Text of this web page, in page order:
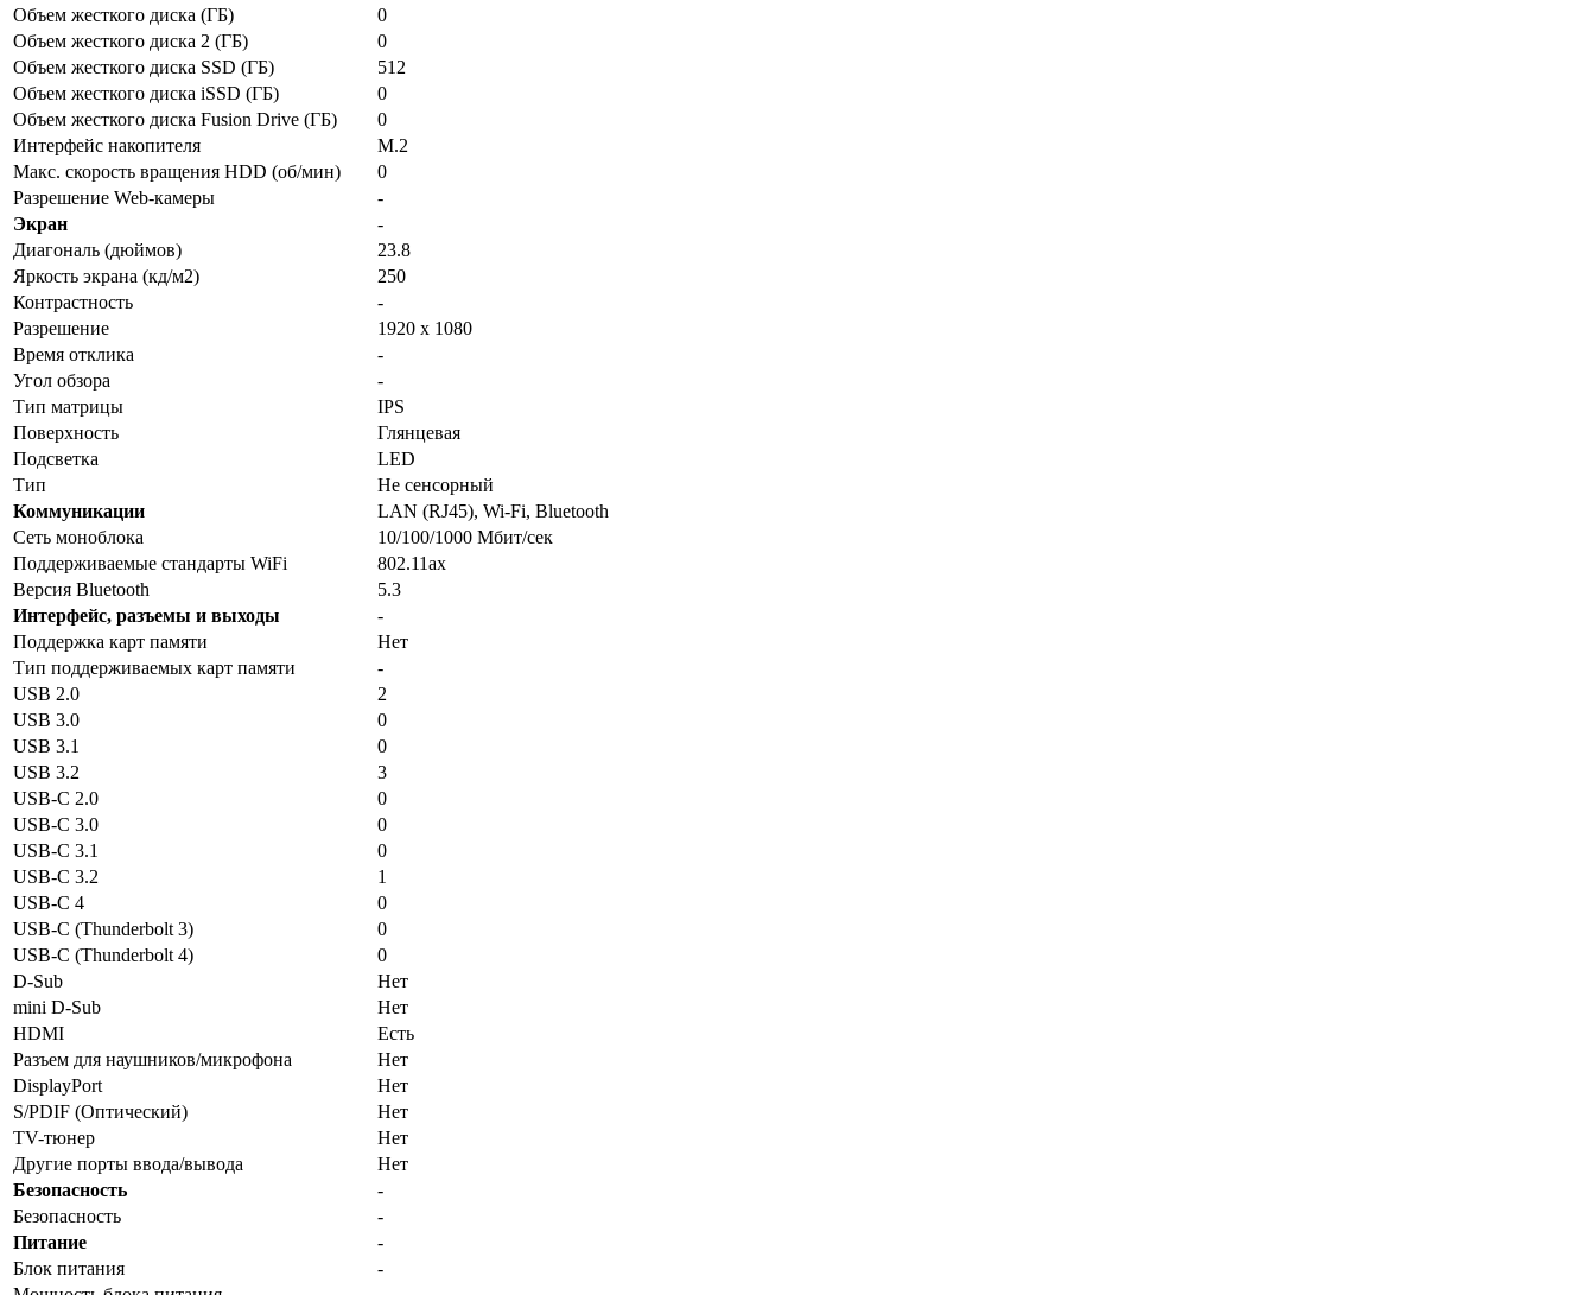
Объем жесткого диска (ГБ)
0
Объем жесткого диска 2 (ГБ)
0
Объем жесткого диска SSD (ГБ)
512
Объем жесткого диска iSSD (ГБ)
0
Объем жесткого диска Fusion Drive (ГБ)
0
Интерфейс накопителя
M.2
Макс. скорость вращения HDD (об/мин)
0
Разрешение Web-камеры
-
Экран
-
Диагональ (дюймов)
23.8
Яркость экрана (кд/м2)
250
Контрастность
-
Разрешение
1920 х 1080
Время отклика
-
Угол обзора
-
Тип матрицы
IPS
Поверхность
Глянцевая
Подсветка
LED
Тип
Не сенсорный
Коммуникации
LAN (RJ45), Wi-Fi, Bluetooth
Сеть моноблока
10/100/1000 Мбит/сек
Поддерживаемые стандарты WiFi
802.11ax
Версия Bluetooth
5.3
Интерфейс, разъемы и выходы
-
Поддержка карт памяти
Нет
Тип поддерживаемых карт памяти
-
USB 2.0
2
USB 3.0
0
USB 3.1
0
USB 3.2
3
USB-C 2.0
0
USB-C 3.0
0
USB-C 3.1
0
USB-C 3.2
1
USB-C 4
0
USB-C (Thunderbolt 3)
0
USB-C (Thunderbolt 4)
0
D-Sub
Нет
mini D-Sub
Нет
HDMI
Есть
Разъем для наушников/микрофона
Нет
DisplayPort
Нет
S/PDIF (Оптический)
Нет
TV-тюнер
Нет
Другие порты ввода/вывода
Нет
Безопасность
-
Безопасность
-
Питание
-
Блок питания
-